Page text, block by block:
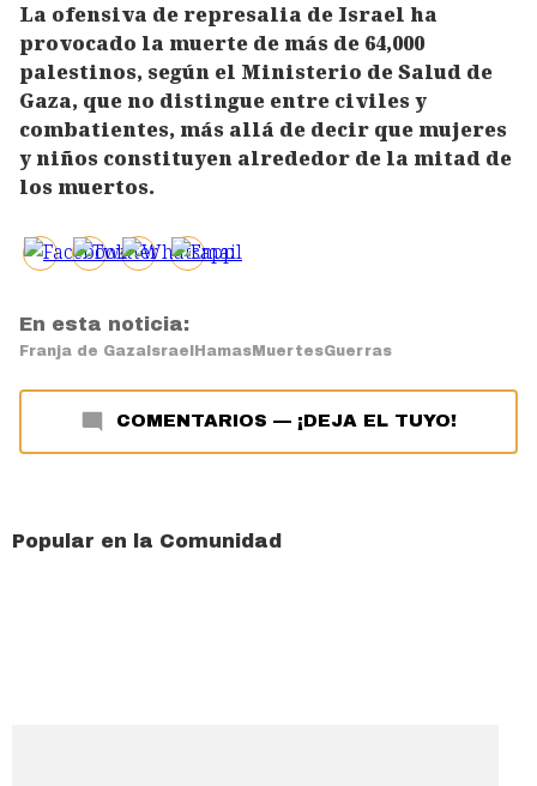
La ofensiva de represalia de Israel ha
provocado la muerte de más de 64,000
palestinos, según el Ministerio de Salud de
Gaza, que no distingue entre civiles y
combatientes, más allá de decir que mujeres
y niños constituyen alrededor de la mitad de
los muertos.
En esta noticia:
Franja de Gaza Israel Hamas MuertesGuerras
COMENTARIOS — ¡DEJA EL TUYO!
Popular en la Comunidad